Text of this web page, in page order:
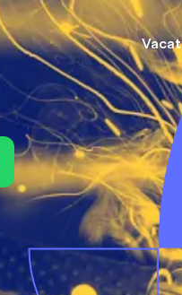
(Field) Service Engineers
Software & Electrical
Engineers
Monteurs binnendienst
(Field)
Software &
Engineers
Monteurs